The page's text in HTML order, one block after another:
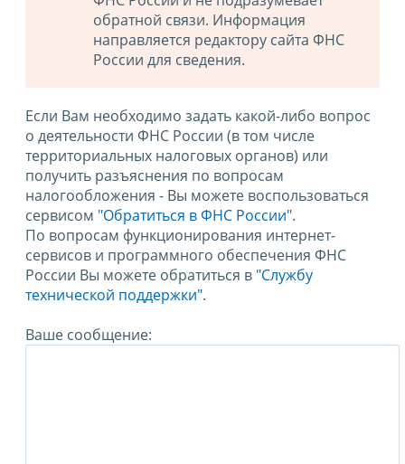
обратной связи. Информация
направляется редактору сайта ФНС
России для сведения.
Если Вам необходимо задать какой-либо вопрос
о деятельности ФНС России (в том числе
территориальных налоговых органов) или
получить разъяснения по вопросам
налогообложения - Вы можете воспользоваться
сервисом "Обратиться в ФНС России".
По вопросам функционирования интернет-
сервисов и программного обеспечения ФНС
России Вы можете обратиться в "Службу
технической поддержки".
Ваше сообщение: